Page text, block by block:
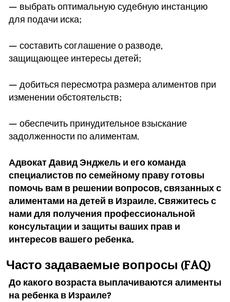
— выбрать оптимальную судебную инстанцию
для подачи иска;
— составить соглашение о разводе,
защищающее интересы детей;
— добиться пересмотра размера алиментов при
изменении обстоятельств;
— обеспечить принудительное взыскание
задолженности по алиментам.
Адвокат Давид Энджель и его команда
специалистов по семейному праву готовы
помочь вам в решении вопросов, связанных с
алиментами на детей в Израиле. Свяжитесь с
нами для получения профессиональной
консультации и защиты ваших прав и
интересов вашего ребенка.
Часто задаваемые вопросы (FAQ)
До какого возраста выплачиваются алименты
на ребенка в Израиле?